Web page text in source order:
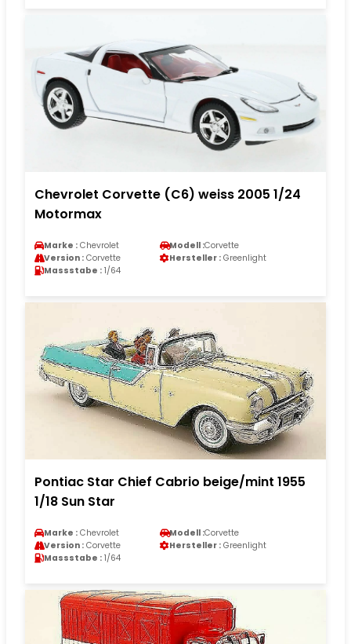
Chevrolet Corvette (C6) weiss 2005 1/24
Motormax
Marke : Chevrolet Modell :Corvette
Version : Corvette Hersteller : Greenlight
Massstabe : 1/64
Pontiac Star Chief Cabrio beige/mint 1955
1/18 Sun Star
Marke : Chevrolet Modell :Corvette
Version : Corvette Hersteller : Greenlight
Massstabe : 1/64